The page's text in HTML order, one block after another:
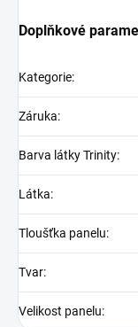
Doplňkové
Kategorie:
Záruka:
Barva látky Trinity:
Látka:
Tloušťka panelu:
Tvar:
Velikost panelu: